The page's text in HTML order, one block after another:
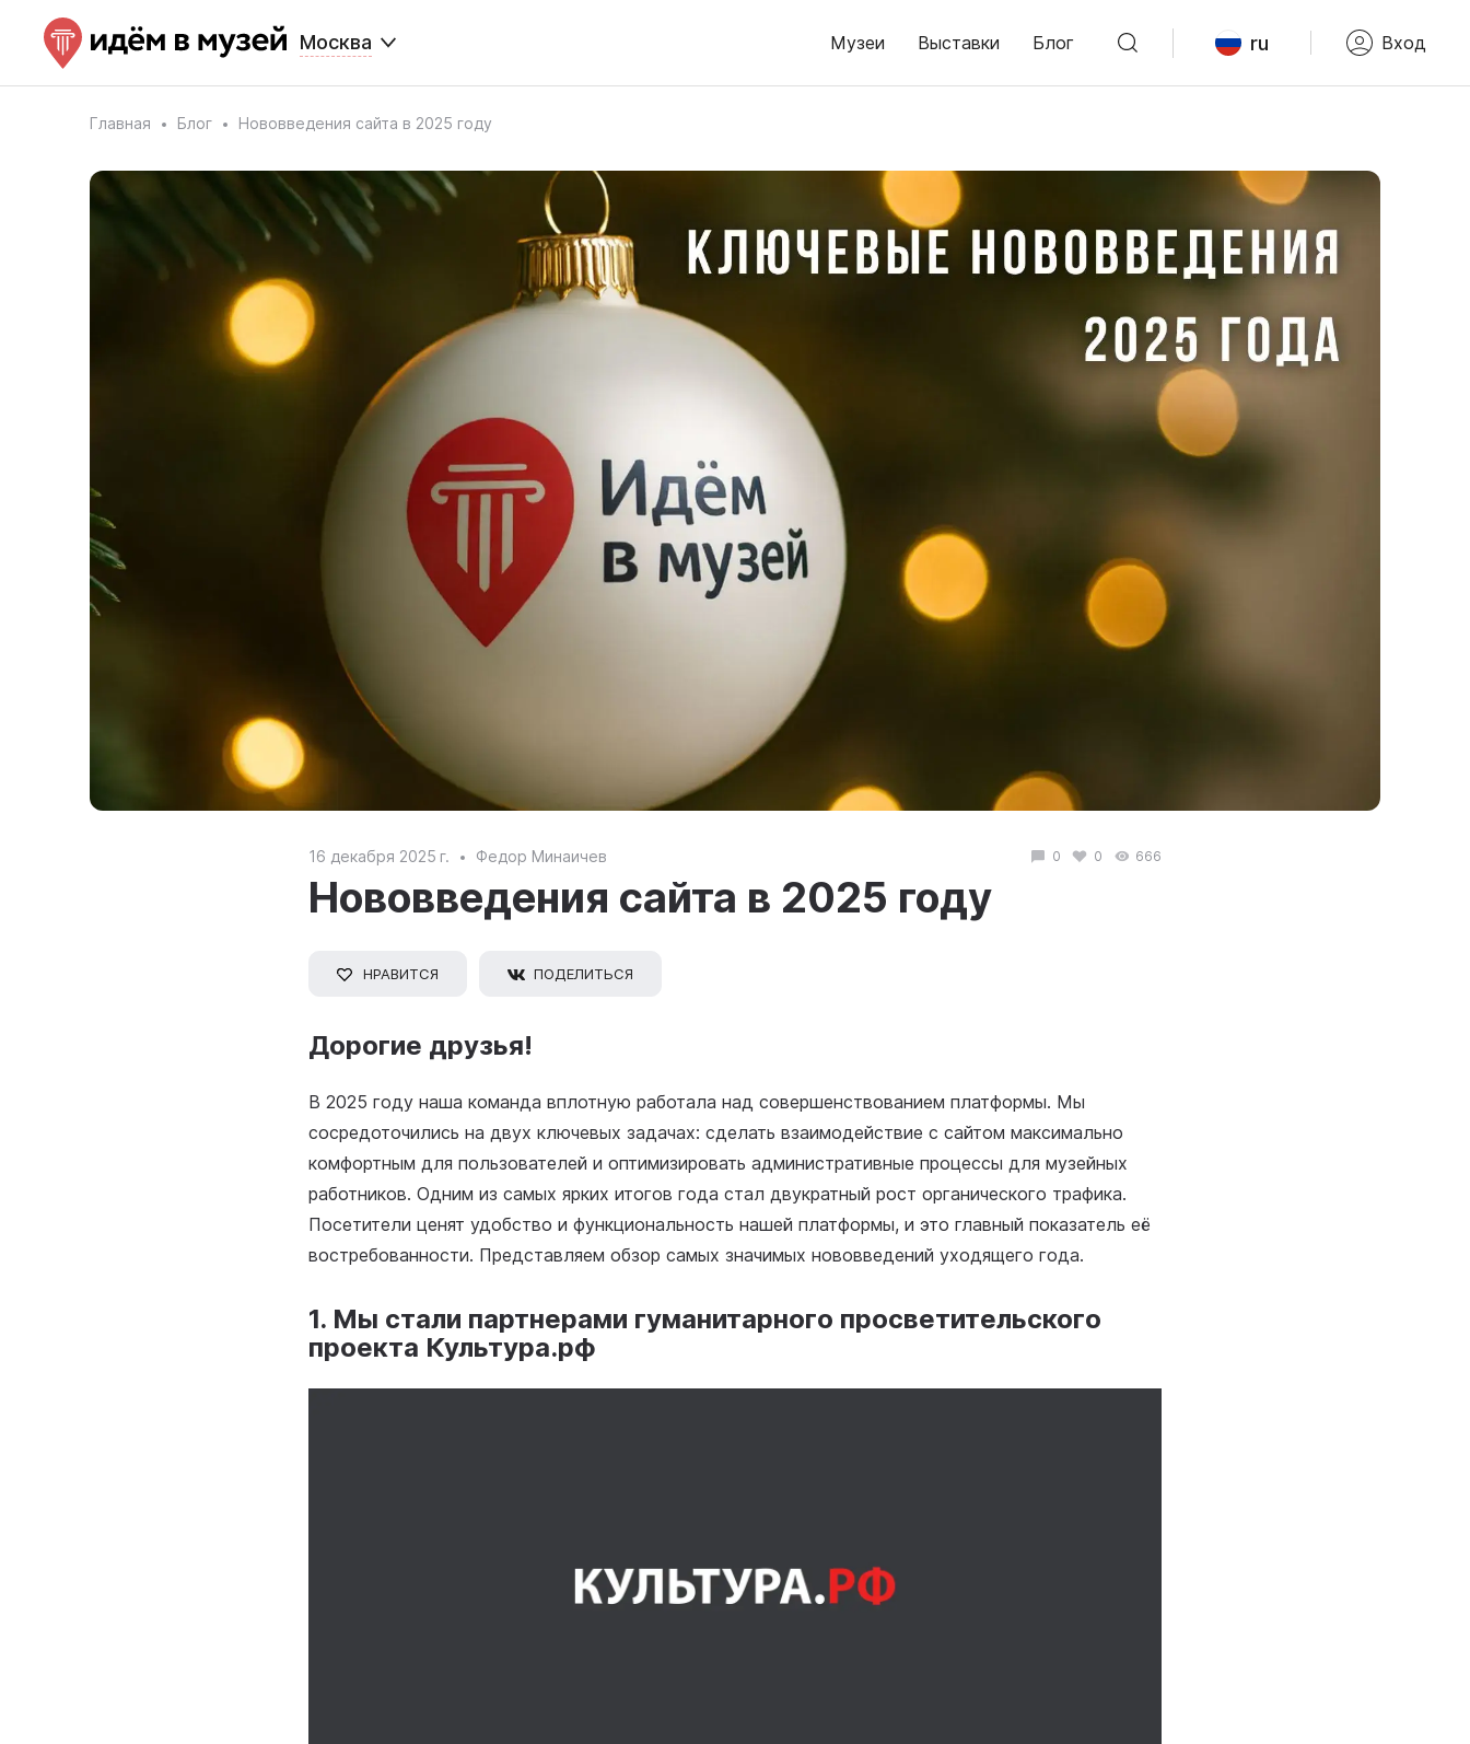
Москва Музеи Выставки Блог ru Вход
Главная Блог Нововведения сайта в 2025 году
16 декабря 2025 г. Федор Минаичев 0 0 666
Нововведения сайта в 2025 году
НРАВИТСЯ ПОДЕЛИТЬСЯ
Дорогие друзья!
В 2025 году наша команда вплотную работала над совершенствованием платформы. Мы
сосредоточились на двух ключевых задачах: сделать взаимодействие с сайтом максимально
комфортным для пользователей и оптимизировать административные процессы для музейных
работников. Одним из самых ярких итогов года стал двукратный рост органического трафика.
Посетители ценят удобство и функциональность нашей платформы, и это главный показатель её
востребованности. Представляем обзор самых значимых нововведений уходящего года.
1. Мы стали партнерами гуманитарного просветительского
проекта Культура.рф